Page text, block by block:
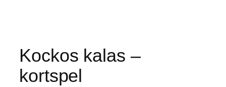
Kockos kalas –
kortspel